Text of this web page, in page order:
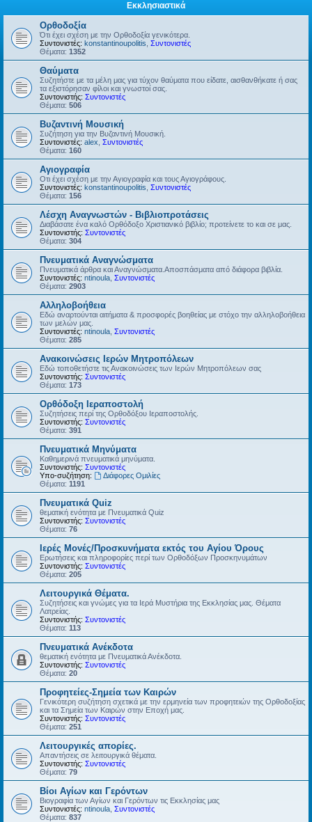
Εκκλησιαστικά
Ορθοδοξία
Ότι έχει σχέση με την Ορθοδοξία γενικότερα.
Συντονιστές: konstantinoupolitis Συντονιστές
Θέματα: 1352
Θαύματα
Συζητήστε με τα μέλη μας για τύχον θαύματα που είδατε, αισθανθήκατε ή σας
τα εξιστόρησαν φίλοι και γνωστοί σας.
Συντονιστής: Συντονιστές
Θέματα: 506
Βυζαντινή Μουσική
Συζήτηση για την Βυζαντινή Μουσική.
Συντονιστές: alex Συντονιστές
Θέματα: 160
Αγιογραφία
Οτι έχει σχέση με την Αγιογραφία και τους Αγιογράφους.
Συντονιστές: konstantinoupolitis Συντονιστές
Θέματα: 156
Λέσχη Αναγνωστών - Βιβλιοπροτάσεις
Διαβάσατε ένα καλό Ορθόδοξο Χριστιανικό βιβλίο; προτείνετε το και σε μας.
Συντονιστής: Συντονιστές
Θέματα: 304
Πνευματικά Αναγνώσματα
Πνευματικά άρθρα και Αναγνώσματα.Αποσπάσματα από διάφορα βιβλία.
Συντονιστές: ntinoula Συντονιστές
Θέματα: 2903
Αλληλοβοήθεια
Εδώ αναρτούνται αιτήματα & προσφορές βοηθείας με στόχο την αλληλοβοήθεια
των μελών μας.
Συντονιστές: ntinoula Συντονιστές
Θέματα: 285
Ανακοινώσεις Ιερών Μητροπόλεων
Εδώ τοποθετήστε τις Ανακοινώσεις των Ιερών Μητροπόλεων σας
Συντονιστής: Συντονιστές
Θέματα: 173
Ορθόδοξη Ιεραποστολή
Συζητήσεις περί της Ορθοδόξου Ιεραποστολής.
Συντονιστής: Συντονιστές
Θέματα: 391
Πνευματικά Μηνύματα
Καθημερινά πνευματικά μηνύματα.
Συντονιστής: Συντονιστές
Υπο-συζήτηση:
Διάφορες Ομιλίες
Θέματα: 1191
Πνευματικά Quiz
θεματική ενότητα με Πνευματικά Quiz
Συντονιστής: Συντονιστές
Θέματα: 76
Ιερές Μονές/Προσκυνήματα εκτός του Αγίου Όρους
Ερωτήσεις και πληροφορίες περί των Ορθοδόξων Προσκηνυμάτων
Συντονιστής: Συντονιστές
Θέματα: 205
Λειτουργικά Θέματα.
Συζητήσεις και γνώμες για τα Ιερά Μυστήρια της Εκκλησίας μας. Θέματα
Λατρείας.
Συντονιστής: Συντονιστές
Θέματα: 113
Πνευματικά Ανέκδοτα
θεματική ενότητα με Πνευματικά Ανέκδοτα.
Συντονιστής: Συντονιστές
Θέματα: 20
Προφητείες-Σημεία των Καιρών
Γενικότερη συζήτηση σχετικά με την ερμηνεία των προφητειών της Ορθοδοξίας
και τα Σημεία των Καιρών στην Εποχή μας.
Συντονιστής: Συντονιστές
Θέματα: 251
Λειτουργικές απορίες.
Απαντήσεις σε λειτουργικά θέματα.
Συντονιστής: Συντονιστές
Θέματα: 79
Βίοι Αγίων και Γερόντων
Βιογραφία των Αγίων και Γερόντων τις Εκκλησίας μας
Συντονιστές: ntinoula Συντονιστές
Θέματα: 837